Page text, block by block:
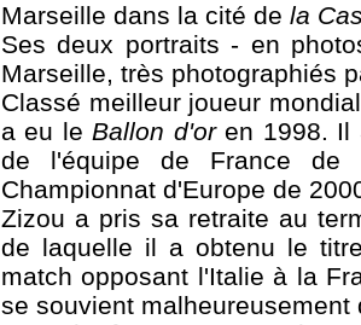
Marseille dans la cité de la
Ses deux portraits - en
Marseille, très photographiés
Classé meilleur joueur
a eu le Ballon d'oren 1998. Il
de l'équipe de France
Championnat d'Europe de
Zizou a pris sa retraite au
de laquelle il a obtenu le
match opposant l'Italie à la
se souvient